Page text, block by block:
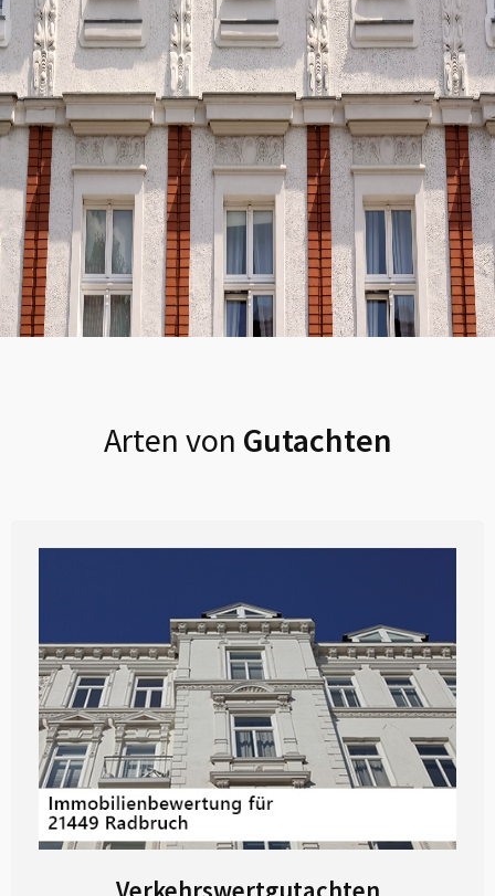
Arten von Gutachten